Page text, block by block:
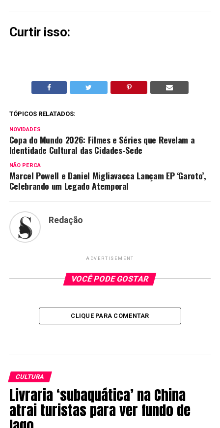
Curtir isso:
TÓPICOS RELATADOS:
NOVIDADES
Copa do Mundo 2026: Filmes e Séries que Revelam a
Identidade Cultural das Cidades-Sede
NÃO PERCA
Marcel Powell e Daniel Migliavacca Lançam EP ‘Garoto’,
Celebrando um Legado Atemporal
Redação
ADVERTISEMENT
VOCÊ PODE GOSTAR
CLIQUE PARA COMENTAR
CULTURA
Livraria ‘subaquática’ na China
atrai turistas para ver fundo de